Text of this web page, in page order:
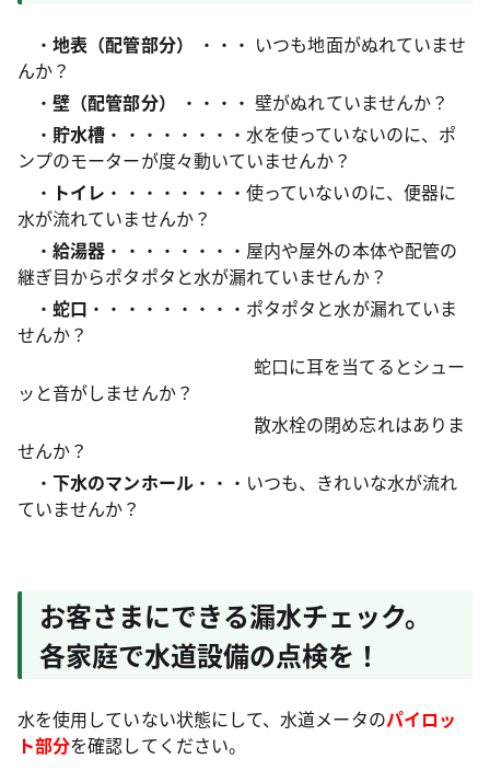
・地表（配管部分）
・・・ いつも地面がぬれていませ
んか？
・壁（配管部分）
・・・・ 壁がぬれていませんか？
・ 貯水槽 ・・・・・・・・水を使っていないのに、ポ
ンプのモーターが度々動いていませんか？
・ トイレ ・・・・・・・・使っていないのに、便器に
水が流れていませんか？
・給湯器 ・・・・・・・・屋内や屋外の本体や配管の
継ぎ目からポタポタと水が漏れていませんか？
・蛇口 ・・・・・・・・・ポタポタと水が漏れていま
せんか？
蛇口に耳を当てるとシュー
ッと音がしませんか？
散水栓の閉め忘れはありま
せんか？
・下水のマンホール・・・いつも、きれいな水が流れ
ていませんか？
お客さまにできる漏水チェック。
各家庭で水道設備の点検を！
水を使用していない状態にして、水道メータのパイロッ
ト部分を確認してください。